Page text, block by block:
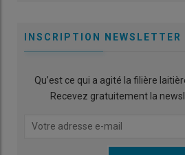
INSCRIPTION NEWSLETTER
Qu’est ce qui a agité la filière
Recevez gratuitement la